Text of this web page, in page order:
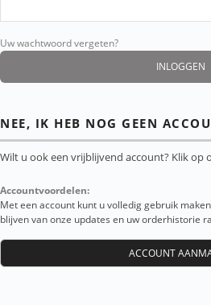
Uw wachtwoord vergeten?
NEE, IK HEB NOG GEEN
Wilt u ook een vrijblijvend account? Klik
Accountvoordelen:
Met een account kunt u volledig gebruik
blijven van onze updates en uw orderhistorie
ACCOUNT